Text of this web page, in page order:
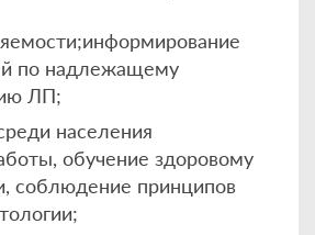
по надлежащему
ЛП;
населения
обучение здоровому
соблюдение принципов